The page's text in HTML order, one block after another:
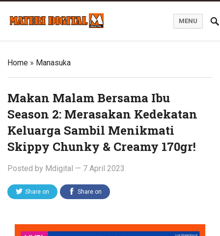
MENU
Home » Manasuka
Makan Malam Bersama Ibu
Season 2: Merasakan Kedekatan
Keluarga Sambil Menikmati
Skippy Chunky & Creamy 170gr!
Posted by Mdigital — 7 April 2023
Share on Share on